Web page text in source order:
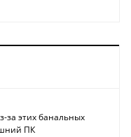
за этих банальных
ПК